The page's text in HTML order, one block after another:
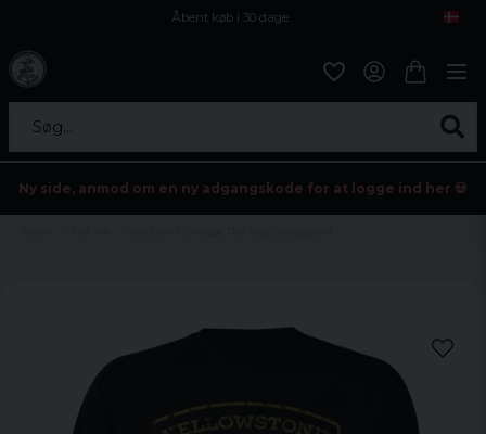
Åbent køb i 30 dage
Søg...
Ny side, anmod om en ny adgangskode for at logge ind her 💀